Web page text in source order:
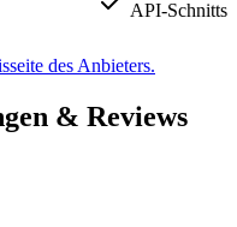
API-
des Anbieters.
& Reviews